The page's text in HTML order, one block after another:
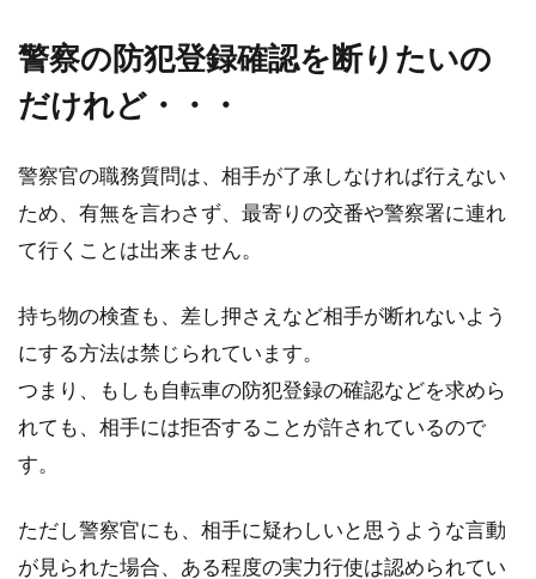
で、ネットで自...
自転車の防犯登録シールって必要？
捨てるときはどうするの？
車を譲り受け...
鍵がない！！自転車の鍵を紛失した
自転車の鍵がない！！なんてことになったら困
りますよね。自転車の鍵はわざわざ合鍵を作っ
警察の防犯登録確認を断りたいの
だけれど・・・
警察官の職務質問は、相手が了承しなければ行えない
ため、有無を言わさず、最寄りの交番や警察署に連れ
て行くことは出来ません。
持ち物の検査も、差し押さえなど相手が断れないよう
にする方法は禁じられています。
つまり、もしも自転車の防犯登録の確認などを求めら
れても、相手には拒否することが許されているので
す。
ただし警察官にも、相手に疑わしいと思うような言動
が見られた場合、ある程度の実力行使は認められてい